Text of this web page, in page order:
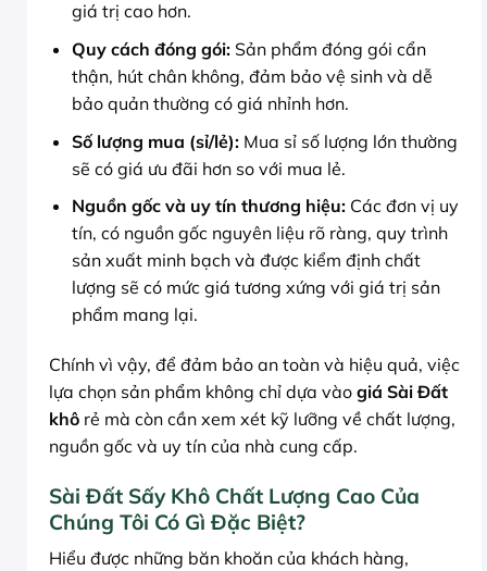
giá trị cao hơn.
Quy cách đóng gói:Sản phẩm đóng gói cẩn
thận, hút chân không, đảm bảo vệ sinh và dễ
bảo quản thường có giá nhỉnh hơn.
Số lượng mua (sỉ/lẻ):Mua sỉ số lượng lớn thường
sẽ có giá ưu đãi hơn so với mua lẻ.
Nguồn gốc và uy tín thương hiệu:Các đơn vị uy
tín, có nguồn gốc nguyên liệu rõ ràng, quy trình
sản xuất minh bạch và được kiểm định chất
lượng sẽ có mức giá tương xứng với giá trị sản
phẩm mang lại.
Chính vì vậy, để đảm bảo an toàn và hiệu quả, việc
lựa chọn sản phẩm không chỉ dựa vào giá Sài Đất
khô rẻ mà còn cần xem xét kỹ lưỡng về chất lượng,
nguồn gốc và uy tín của nhà cung cấp.
Sài Đất Sấy Khô Chất Lượng Cao Của
Chúng Tôi Có Gì Đặc Biệt?
Hiểu được những băn khoăn của khách hàng,